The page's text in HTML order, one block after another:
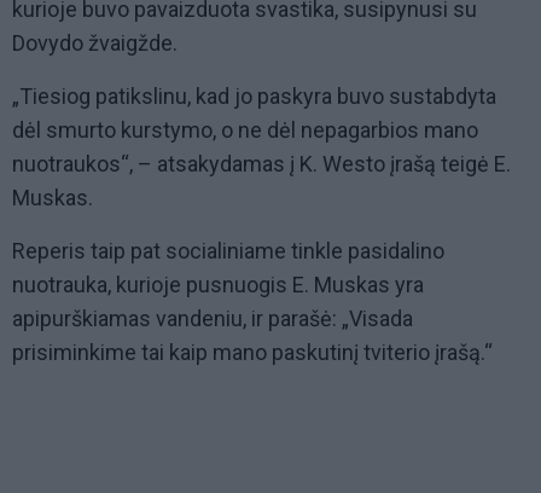
kurioje buvo pavaizduota svastika, susipynusi su
Dovydo žvaigžde.
„Tiesiog patikslinu, kad jo paskyra buvo sustabdyta
dėl smurto kurstymo, o ne dėl nepagarbios mano
nuotraukos“, – atsakydamas į K. Westo įrašą teigė E.
Muskas.
Reperis taip pat socialiniame tinkle pasidalino
nuotrauka, kurioje pusnuogis E. Muskas yra
apipurškiamas vandeniu, ir parašė: „Visada
prisiminkime tai kaip mano paskutinį tviterio įrašą.“